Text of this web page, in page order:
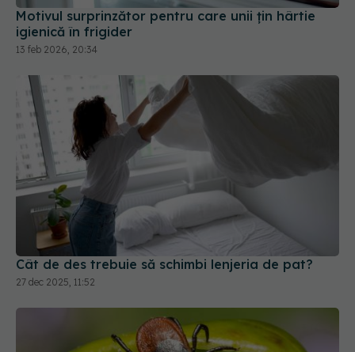
Motivul surprinzător pentru care unii țin hârtie
igienică în frigider
13 feb 2026, 20:34
Cât de des trebuie să schimbi lenjeria de pat?
27 dec 2025, 11:52